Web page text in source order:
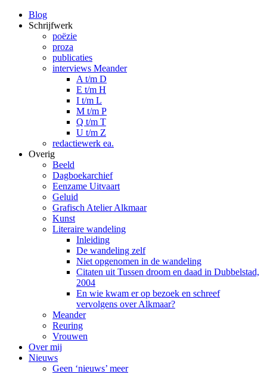
Blog
Schrijfwerk
poëzie
proza
publicaties
interviews Meander
A t/m D
E t/m H
I t/m L
M t/m P
Q t/m T
U t/m Z
redactiewerk ea.
Overig
Beeld
Dagboekarchief
Eenzame Uitvaart
Geluid
Grafisch Atelier Alkmaar
Kunst
Literaire wandeling
Inleiding
De wandeling zelf
Niet opgenomen in de wandeling
Citaten uit Tussen droom en daad in Dubbelstad,
2004
En wie kwam er op bezoek en schreef
vervolgens over Alkmaar?
Meander
Reuring
Vrouwen
Over mij
Nieuws
Geen ‘nieuws’ meer